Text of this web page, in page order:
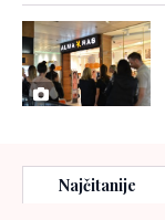
Najčitanije